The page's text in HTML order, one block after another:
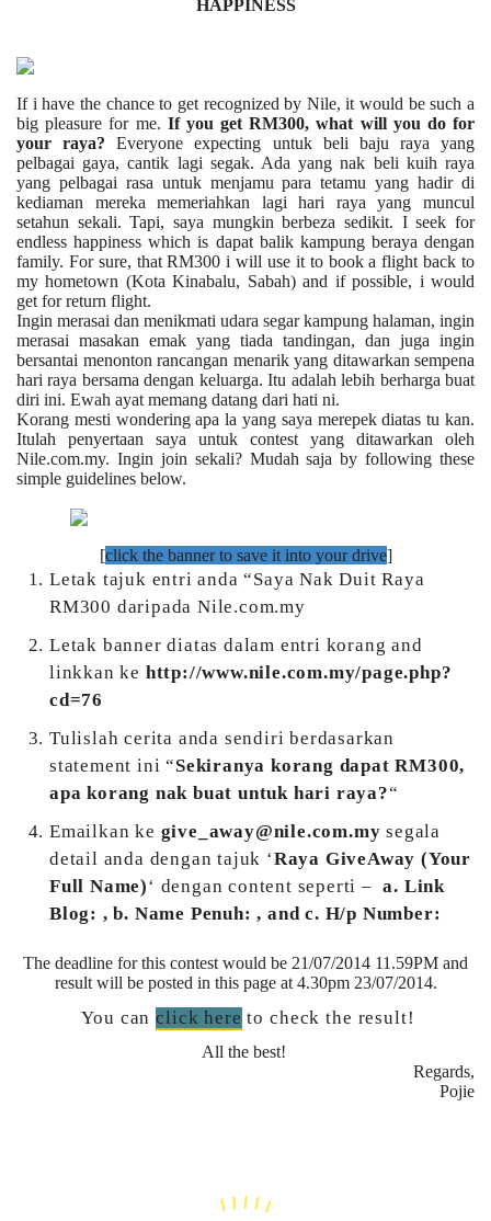
HAPPINESS
If i have the chance to get recognized by Nile, it would be such a
big pleasure for me. If you get RM300, what will you do for
your raya? Everyone expecting untuk beli baju raya yang
pelbagai gaya, cantik lagi segak. Ada yang nak beli kuih raya
yang pelbagai rasa untuk menjamu para tetamu yang hadir di
kediaman mereka memeriahkan lagi hari raya yang muncul
setahun sekali. Tapi, saya mungkin berbeza sedikit. I seek for
endless happiness which is dapat balik kampung beraya dengan
family. For sure, that RM300 i will use it to book a flight back to
my hometown (Kota Kinabalu, Sabah) and if possible, i would
get for return flight.
Ingin merasai dan menikmati udara segar kampung halaman, ingin
merasai masakan emak yang tiada tandingan, dan juga ingin
bersantai menonton rancangan menarik yang ditawarkan sempena
hari raya bersama dengan keluarga. Itu adalah lebih berharga buat
diri ini. Ewah ayat memang datang dari hati ni.
Korang mesti wondering apa la yang saya merepek diatas tu kan.
Itulah penyertaan saya untuk contest yang ditawarkan oleh
Nile.com.my. Ingin join sekali? Mudah saja by following these
simple guidelines below.
[click the banner to save it into your drive]
Letak tajuk entri anda “Saya Nak Duit Raya
RM300 daripada Nile.com.my
Letak banner diatas dalam entri korang and
linkkan ke http://www.nile.com.my/page.php?
cd=76
Tulislah cerita anda sendiri berdasarkan
statement ini “Sekiranya korang dapat RM300,
apa korang nak buat untuk hari raya?“
Emailkan ke give_away@nile.com.mysegala
detail anda dengan tajuk ‘Raya GiveAway (Your
Full Name)‘ dengan content seperti –a. Link
Blog: , b. Name Penuh: , and c. H/p Number:
The deadline for this contest would be 21/07/2014 11.59PM and
result will be posted in this page at 4.30pm 23/07/2014.
You canclick here to check the result!
All the best!
Regards,
Pojie